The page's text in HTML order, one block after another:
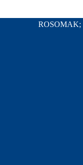
ROSOMAK;